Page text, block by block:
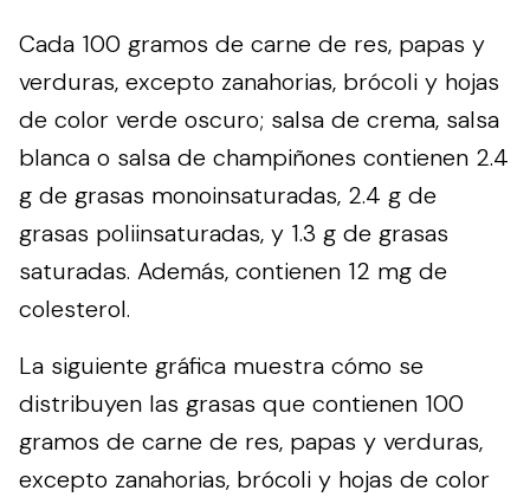
Cada 100 gramos de carne de res, papas y
verduras, excepto zanahorias, brócoli y hojas
de color verde oscuro; salsa de crema, salsa
blanca o salsa de champiñones contienen 2.4
g de grasas monoinsaturadas, 2.4 g de
grasas poliinsaturadas, y 1.3 g de grasas
saturadas. Además, contienen 12 mg de
colesterol.
La siguiente gráfica muestra cómo se
distribuyen las grasas que contienen 100
gramos de carne de res, papas y verduras,
excepto zanahorias, brócoli y hojas de color